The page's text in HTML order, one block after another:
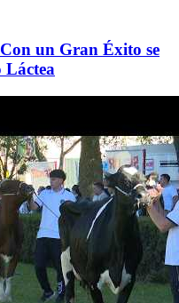
un Gran Éxito se
Láctea